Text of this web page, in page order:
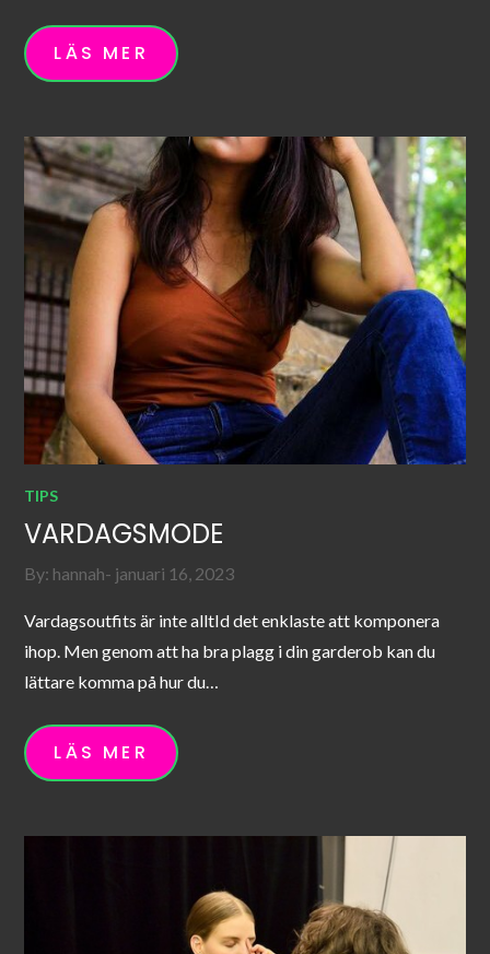
LÄS MER
TIPS
VARDAGSMODE
By: hannah Posted
januari 16, 2023
Vardagsoutfits är inte alltId det enklaste att komponera
ihop. Men genom att ha bra plagg i din garderob kan du
lättare komma på hur du…
LÄS MER